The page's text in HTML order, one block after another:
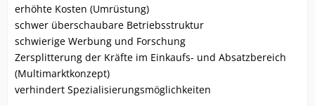
erhöhte Kosten (Umrüstung)
schwer überschaubare Betriebsstruktur
schwierige Werbung und Forschung
Zersplitterung der Kräfte im Einkaufs- und Absatzbereich
(Multimarktkonzept)
verhindert Spezialisierungsmöglichkeiten